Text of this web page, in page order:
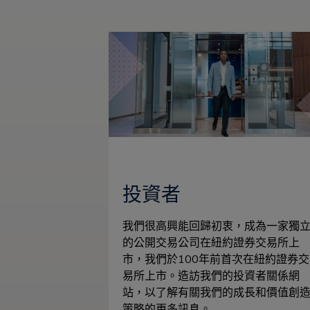
投資者
我們很高興能回歸初衷，成為一家獨立
的公開交易公司在紐約證券交易所上
市，我們於100年前首次在紐約證券交
易所上市。造訪我們的投資者關係網
站，以了解有關我們的成長和價值創造